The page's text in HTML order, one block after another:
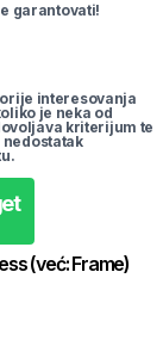
garantovati!
interesovanja
je neka od
kriterijum te
(već:Frame)